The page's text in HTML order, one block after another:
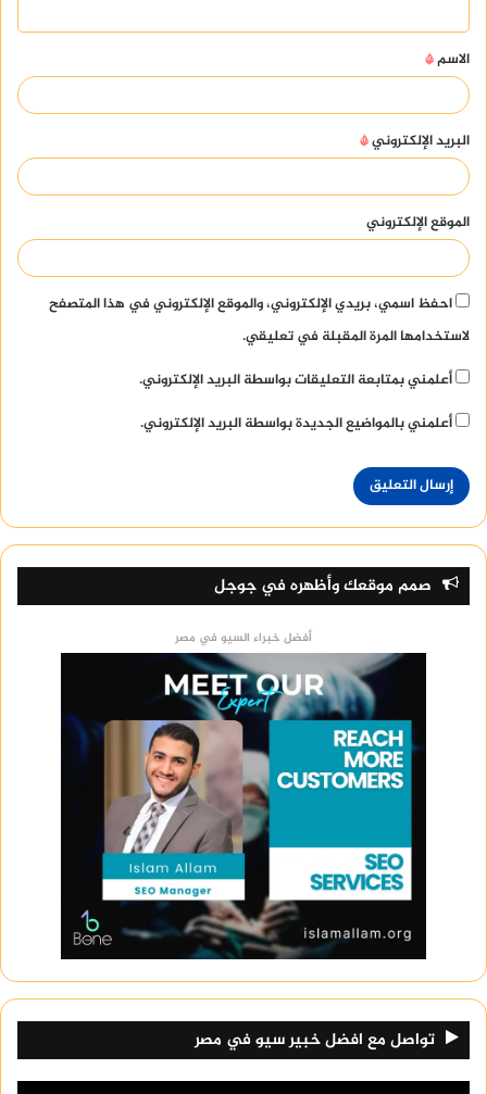
ق
*
الاسم*
البريد الإلكتروني*
الموقع الإلكتروني
احفظ اسمي، بريدي الإلكتروني، والموقع الإلكتروني في هذا المتصفح
لاستخدامها المرة المقبلة في تعليقي.
أعلمني بمتابعة التعليقات بواسطة البريد الإلكتروني.
أعلمني بالمواضيع الجديدة بواسطة البريد الإلكتروني.
صمم موقعك وأظهره في جوجل
أفضل خبراء السيو في مصر
تواصل مع افضل خبير سيو في مصر